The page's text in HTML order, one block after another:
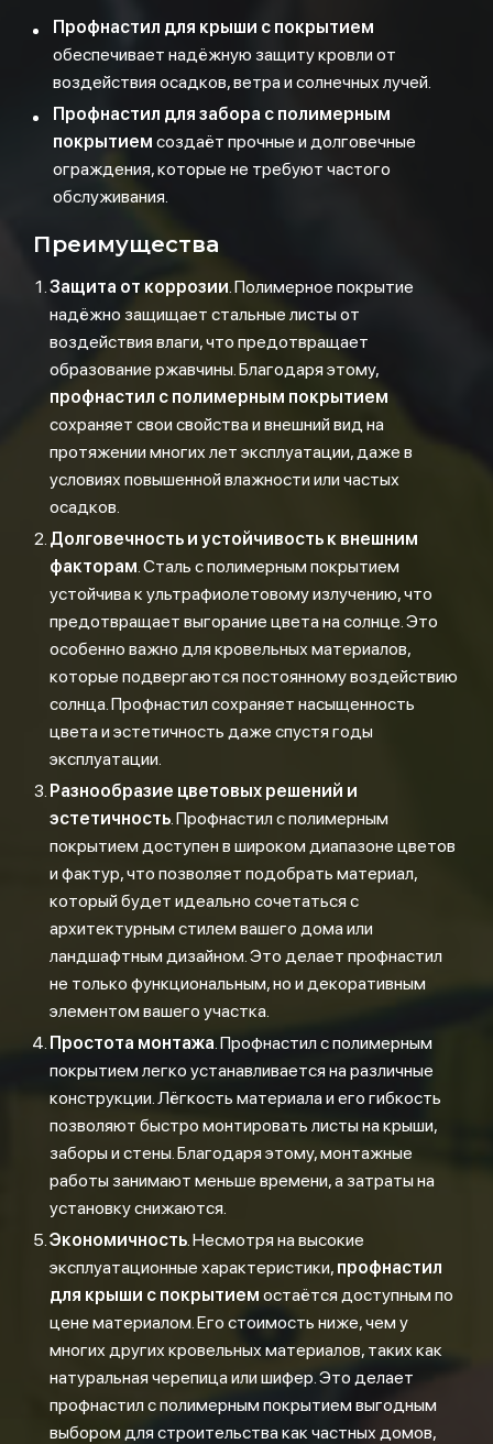
Профнастил для крыши с покрытием
обеспечивает надёжную защиту кровли от
воздействия осадков, ветра и солнечных лучей.
Профнастил для забора с полимерным
покрытием создаёт прочные и долговечные
ограждения, которые не требуют частого
обслуживания.
Преимущества
Защита от коррозии. Полимерное покрытие
надёжно защищает стальные листы от
воздействия влаги, что предотвращает
образование ржавчины. Благодаря этому,
профнастил с полимерным покрытием
сохраняет свои свойства и внешний вид на
протяжении многих лет эксплуатации, даже в
условиях повышенной влажности или частых
осадков.
Долговечность и устойчивость к внешним
факторам. Сталь с полимерным покрытием
устойчива к ультрафиолетовому излучению, что
предотвращает выгорание цвета на солнце. Это
особенно важно для кровельных материалов,
которые подвергаются постоянному воздействию
солнца. Профнастил сохраняет насыщенность
цвета и эстетичность даже спустя годы
эксплуатации.
Разнообразие цветовых решений и
эстетичность. Профнастил с полимерным
покрытием доступен в широком диапазоне цветов
и фактур, что позволяет подобрать материал,
который будет идеально сочетаться с
архитектурным стилем вашего дома или
ландшафтным дизайном. Это делает профнастил
не только функциональным, но и декоративным
элементом вашего участка.
Простота монтажа. Профнастил с полимерным
покрытием легко устанавливается на различные
конструкции. Лёгкость материала и его гибкость
позволяют быстро монтировать листы на крыши,
заборы и стены. Благодаря этому, монтажные
работы занимают меньше времени, а затраты на
установку снижаются.
Экономичность. Несмотря на высокие
эксплуатационные характеристики, профнастил
для крыши с покрытием остаётся доступным по
цене материалом. Его стоимость ниже, чем у
многих других кровельных материалов, таких как
натуральная черепица или шифер. Это делает
профнастил с полимерным покрытием выгодным
выбором для строительства как частных домов,